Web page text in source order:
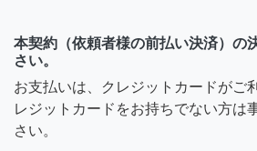
本契約（依頼者様の前払い決済）の
さい。
お支払いは、クレジットカードがご
レジットカードをお持ちでない方は
さい。